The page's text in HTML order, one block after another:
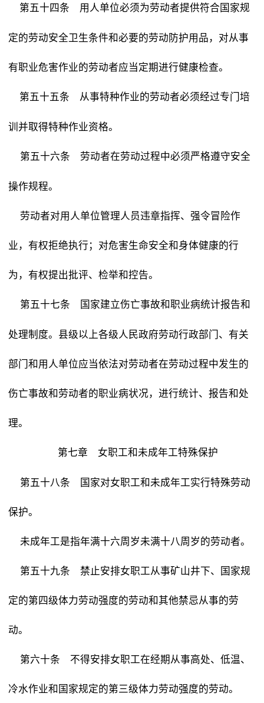
第五十四条 用人单位必须为劳动者提供符合国家规
定的劳动安全卫生条件和必要的劳动防护用品，对从事
有职业危害作业的劳动者应当定期进行健康检查。
第五十五条 从事特种作业的劳动者必须经过专门培
训并取得特种作业资格。
第五十六条 劳动者在劳动过程中必须严格遵守安全
操作规程。
劳动者对用人单位管理人员违章指挥、强令冒险作
业，有权拒绝执行；对危害生命安全和身体健康的行
为，有权提出批评、检举和控告。
第五十七条 国家建立伤亡事故和职业病统计报告和
处理制度。县级以上各级人民政府劳动行政部门、有关
部门和用人单位应当依法对劳动者在劳动过程中发生的
伤亡事故和劳动者的职业病状况，进行统计、报告和处
理。
第七章 女职工和未成年工特殊保护
第五十八条 国家对女职工和未成年工实行特殊劳动
保护。
未成年工是指年满十六周岁未满十八周岁的劳动者。
第五十九条 禁止安排女职工从事矿山井下、国家规
定的第四级体力劳动强度的劳动和其他禁忌从事的劳
动。
第六十条 不得安排女职工在经期从事高处、低温、
冷水作业和国家规定的第三级体力劳动强度的劳动。